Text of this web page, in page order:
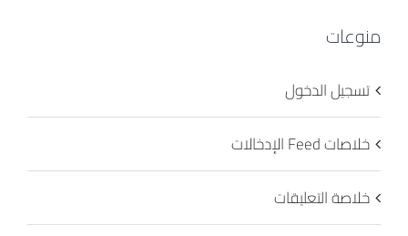
منوعات
تسجيل الدخول
خلاصات Feed الإدخالات
خلاصة التعليقات